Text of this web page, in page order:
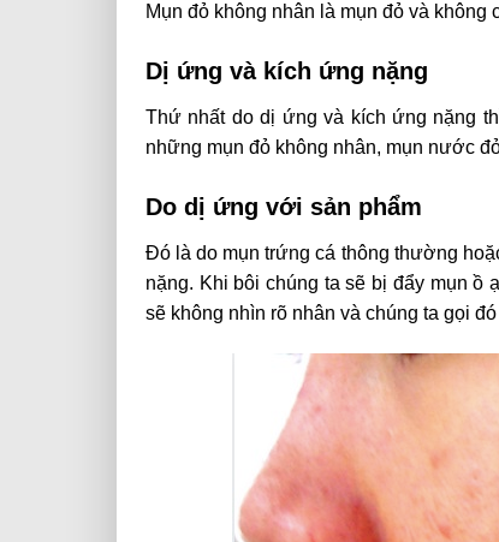
Mụn đỏ không nhân là mụn đỏ và không
Dị ứng và kích ứng nặng
Thứ nhất do dị ứng và kích ứng nặng
những mụn đỏ không nhân, mụn nước
Do dị ứng với sản phẩm
Đó là do mụn trứng cá thông thường
nặng. Khi bôi chúng ta sẽ bị đẩy mụn ồ
sẽ không nhìn rõ nhân và chúng ta gọi